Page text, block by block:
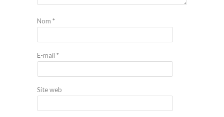
Nom *
E-mail *
Site web